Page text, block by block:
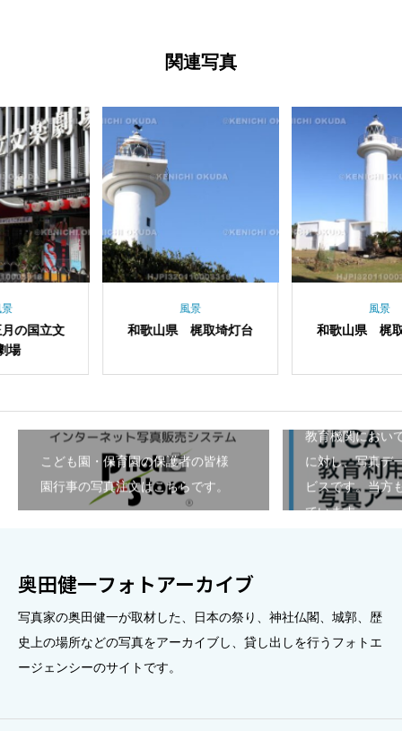
関連写真
県 梶取埼灯台 和歌山県 梶取埼灯台
大阪府
こども園・保育園の保護者の皆様
園行事の写真注文はこちらです。
教育機関におい
に対し、写真デ
ビスです。当方
ています。
奥田健一フォトアーカイブ
写真家の奥田健一が取材した、日本の祭り、神社仏閣、城郭、歴
史上の場所などの写真をアーカイブし、貸し出しを行うフォトエ
ージェンシーのサイトです。